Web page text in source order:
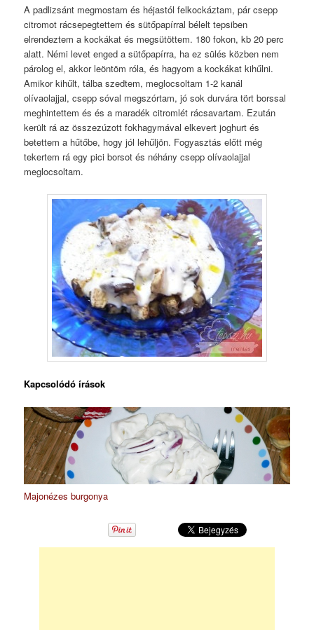
A padlizsánt megmostam és héjastól felkockáztam, pár csepp
citromot rácsepegtettem és sütőpapírral bélelt tepsiben
elrendeztem a kockákat és megsütöttem. 180 fokon, kb 20 perc
alatt. Némi levet enged a sütőpapírra, ha ez sülés közben nem
párolog el, akkor leöntöm róla, és hagyom a kockákat kihűlni.
Amikor kihűlt, tálba szedtem, meglocsoltam 1-2 kanál
olívaolajjal, csepp sóval megszórtam, jó sok durvára tört borssal
meghintettem és és a maradék citromlét rácsavartam. Ezután
került rá az összezúzott fokhagymával elkevert joghurt és
betettem a hűtőbe, hogy jól lehűljön. Fogyasztás előtt még
tekertem rá egy pici borsot és néhány csepp olívaolajjal
meglocsoltam.
Kapcsolódó írások
Majonézes burgonya